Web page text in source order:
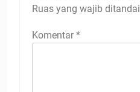
Ruas yang wajib ditandai
Komentar *